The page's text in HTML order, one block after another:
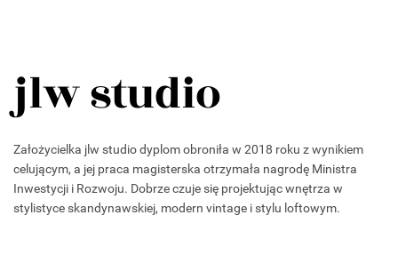
jlw studio
Założycielka jlw studio dyplom obroniła w 2018 roku z wynikiem
celującym, a jej praca magisterska otrzymała nagrodę Ministra
Inwestycji i Rozwoju. Dobrze czuje się projektując wnętrza w
stylistyce skandynawskiej, modern vintage i stylu loftowym.